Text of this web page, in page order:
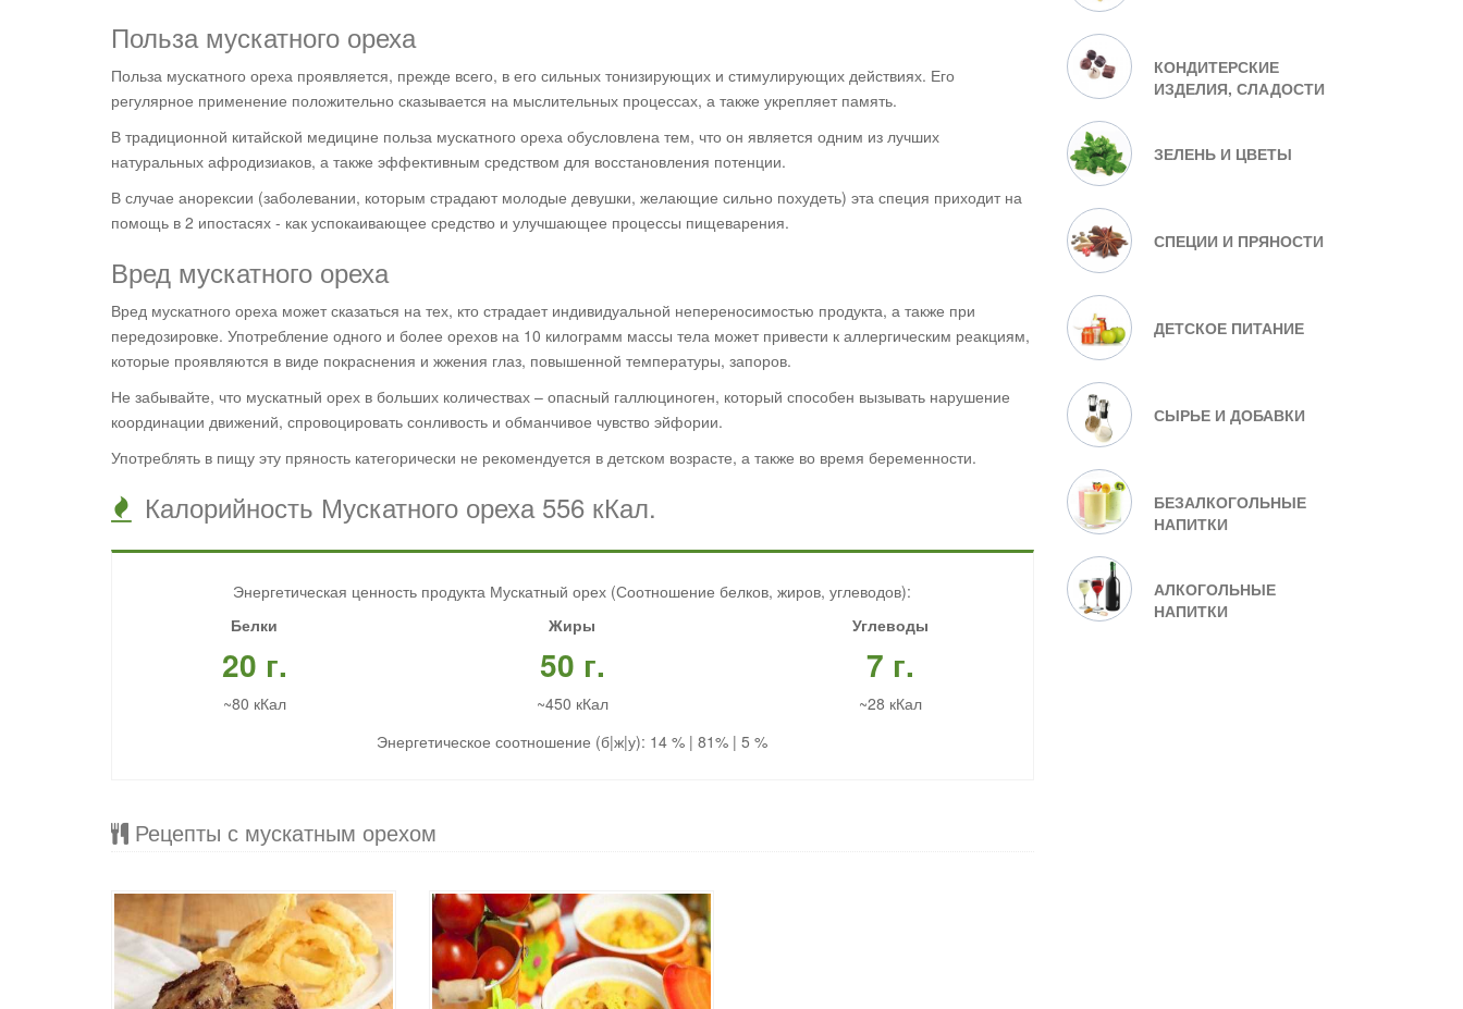
Польза мускатного ореха
Польза мускатного ореха проявляется, прежде всего, в его сильных тонизирующих и стимулирующих действиях. Его
регулярное применение положительно сказывается на мыслительных процессах, а также укрепляет память.
В традиционной китайской медицине польза мускатного ореха обусловлена тем, что он является одним из лучших
натуральных афродизиаков, а также эффективным средством для восстановления потенции.
В случае анорексии (заболевании, которым страдают молодые девушки, желающие сильно похудеть) эта специя приходит на
помощь в 2 ипостасях - как успокаивающее средство и улучшающее процессы пищеварения.
Вред мускатного ореха
Вред мускатного ореха может сказаться на тех, кто страдает индивидуальной непереносимостью продукта, а также при
передозировке. Употребление одного и более орехов на 10 килограмм массы тела может привести к аллергическим реакциям,
которые проявляются в виде покраснения и жжения глаз, повышенной температуры, запоров.
Не забывайте, что мускатный орех в больших количествах – опасный галлюциноген, который способен вызывать нарушение
координации движений, спровоцировать сонливость и обманчивое чувство эйфории.
Употреблять в пищу эту пряность категорически не рекомендуется в детском возрасте, а также во время беременности.
Калорийность Мускатного ореха 556 кКал.
Энергетическая ценность продукта Мускатный орех (Соотношение белков, жиров, углеводов):
Белки
20 г.
~80 кКал
Жиры
50 г.
~450 кКал
Углеводы
7 г.
~28 кКал
Энергетическое соотношение (б|ж|у): 14 % | 81% | 5 %
Рецепты с мускатным орехом
КОНДИТЕРСКИЕ
ИЗДЕЛИЯ, СЛАДОСТИ
ЗЕЛЕНЬ И ЦВЕТЫ
СПЕЦИИ И ПРЯНОСТИ
ДЕТСКОЕ ПИТАНИЕ
СЫРЬЕ И ДОБАВКИ
БЕЗАЛКОГОЛЬНЫЕ
НАПИТКИ
АЛКОГОЛЬНЫЕ
НАПИТКИ